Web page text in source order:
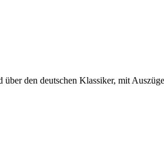
den deutschen Klassiker, mit